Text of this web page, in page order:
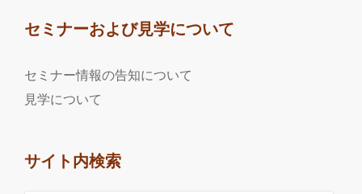
セミナーおよび見学について
セミナー情報の告知について
見学について
サイト内検索